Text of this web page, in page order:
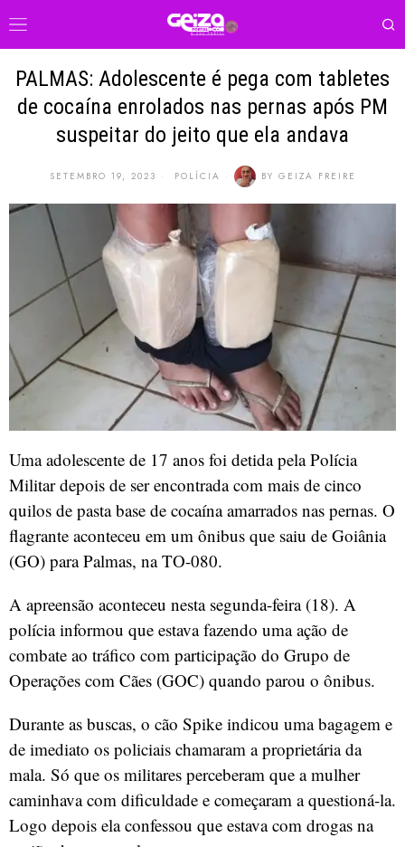
PALMAS: Adolescente é pega com tabletes
de cocaína enrolados nas pernas após PM
suspeitar do jeito que ela andava
SETEMBRO 19, 2023 POLÍCIA BY GEIZA FREIRE
Uma adolescente de 17 anos foi detida pela Polícia
Militar depois de ser encontrada com mais de cinco
quilos de pasta base de cocaína amarrados nas pernas. O
flagrante aconteceu em um ônibus que saiu de Goiânia
(GO) para Palmas, na TO-080.
A apreensão aconteceu nesta segunda-feira (18). A
polícia informou que estava fazendo uma ação de
combate ao tráfico com participação do Grupo de
Operações com Cães (GOC) quando parou o ônibus.
Durante as buscas, o cão Spike indicou uma bagagem e
de imediato os policiais chamaram a proprietária da
mala. Só que os militares perceberam que a mulher
caminhava com dificuldade e começaram a questioná-la.
Logo depois ela confessou que estava com drogas na